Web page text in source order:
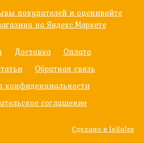
Доставка
Оплата
Обратная связь
конфиденциальности
соглашение
Сделано в InSales